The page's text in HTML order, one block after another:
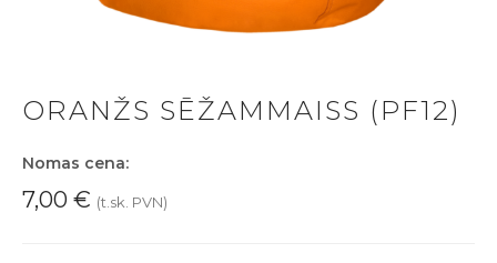
ORANŽS SĒŽAMMAISS (PF12)
Nomas cena:
7,00 € (t.sk. PVN)